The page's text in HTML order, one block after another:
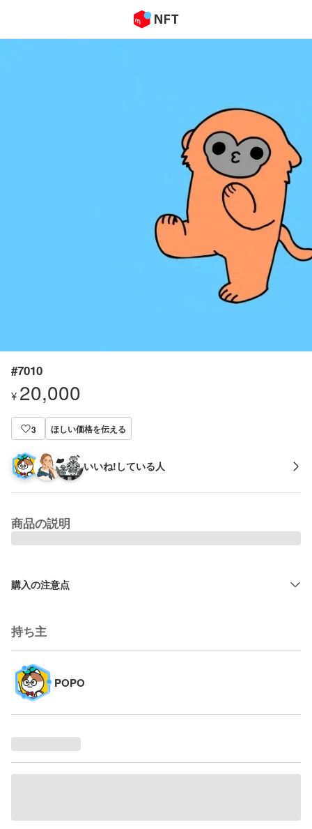
#7010
¥ 20,000
3 ほしい価格を伝える
いいね!している人
商品の説明
購入の注意点
持ち主
POPO